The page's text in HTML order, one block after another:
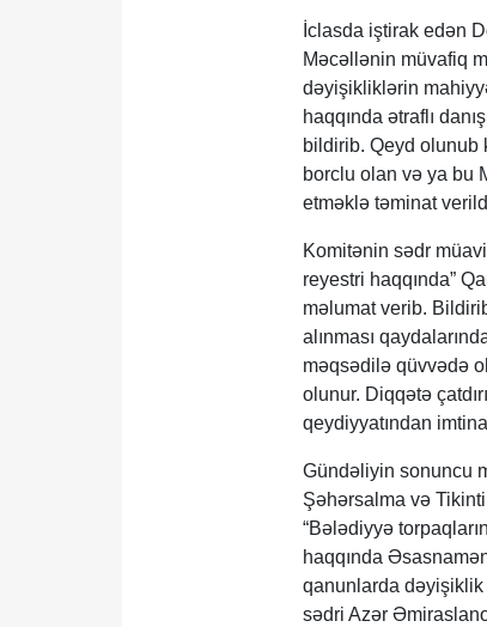
İclasda iştirak edən
Məcəllənin müvafiq
dəyişikliklərin
haqqında ətraflı
bildirib. Qeyd olunub
borclu olan və ya bu
etməklə təminat
Komitənin sədr
reyestri haqqında”
məlumat verib.
alınması
məqsədilə qüvvədə
olunur. Diqqətə
qeydiyyatından
Gündəliyin sonuncu
Şəhərsalma və
“Bələdiyyə
haqqında
qanunlarda dəyişiklik
sədri Azər